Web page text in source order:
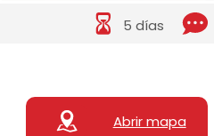
5 días
Abrir mapa